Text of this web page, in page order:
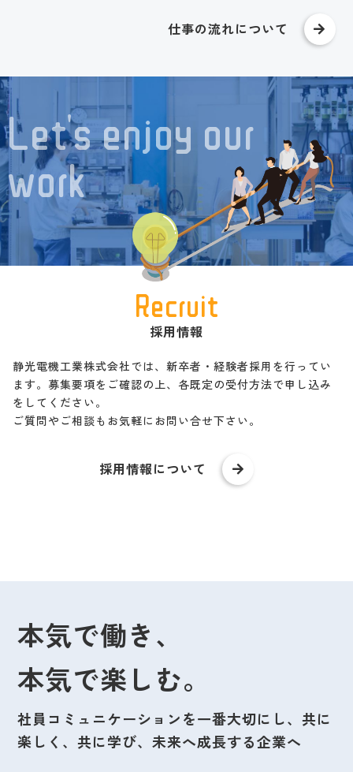
仕事の流れについて
Recruit
採用情報
静光電機工業株式会社では、新卒者・経験者採用を行ってい
ます。募集要項をご確認の上、各既定の受付方法で申し込み
をしてください。
ご質問やご相談もお気軽にお問い合せ下さい。
採用情報について
本気で働き、
本気で楽しむ。
社員コミュニケーションを一番大切にし、共に
楽しく、共に学び、未来へ成長する企業へ